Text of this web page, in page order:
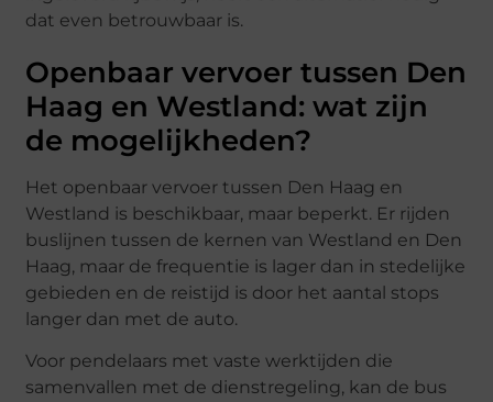
dat even betrouwbaar is.
Openbaar vervoer tussen Den
Haag en Westland: wat zijn
de mogelijkheden?
Het openbaar vervoer tussen Den Haag en
Westland is beschikbaar, maar beperkt. Er rijden
buslijnen tussen de kernen van Westland en Den
Haag, maar de frequentie is lager dan in stedelijke
gebieden en de reistijd is door het aantal stops
langer dan met de auto.
Voor pendelaars met vaste werktijden die
samenvallen met de dienstregeling, kan de bus